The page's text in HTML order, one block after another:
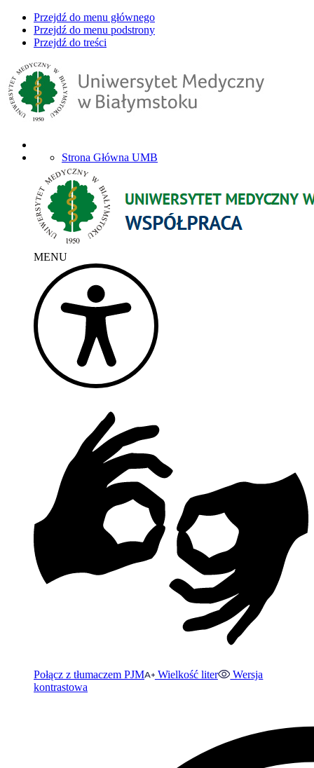
Przejdź do menu głównego
Przejdź do menu podstrony
Przejdź do treści
Strona Główna UMB
MENU
Połącz z tłumaczem PJM Wielkość liter
Wersja
kontrastowa